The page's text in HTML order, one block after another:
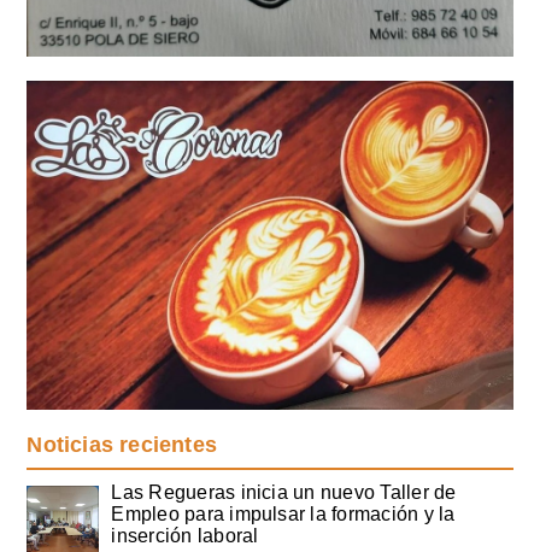
Noticias recientes
Las Regueras inicia un nuevo Taller de
Empleo para impulsar la formación y la
inserción laboral